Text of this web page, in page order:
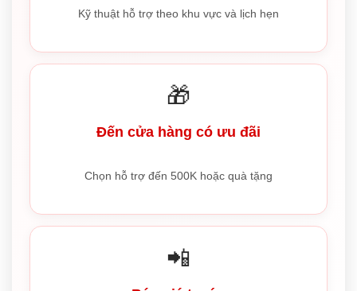
Kỹ thuật hỗ trợ theo khu vực và lịch hẹn
🎁
Đến cửa hàng có ưu đãi
Chọn hỗ trợ đến 500K hoặc quà tặng
📲